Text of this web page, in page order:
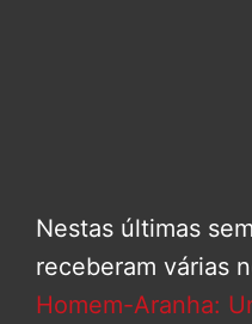
Nestas últimas
receberam várias
Homem-Aranha: